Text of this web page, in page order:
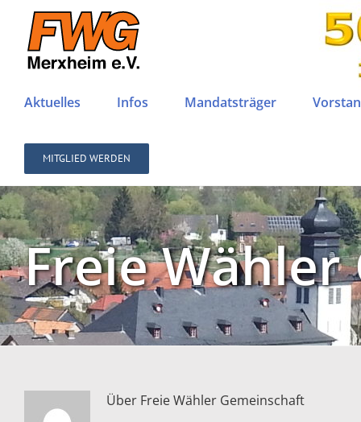
Inhalt
springen
Aktuelles Infos Mandatsträger
MITGLIED WERDEN
Freie
Über Freie Wähler Gemeinschaft